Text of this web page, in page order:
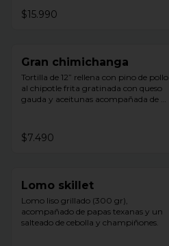
$15.990
Gran chimichanga
Tortilla de 12” rellena con pino de pollo
al chipotle frita gratinada con queso
gauda y aceitunas acompañada de
$7.490
Lomo skillet
Lomo liso grillado (300 gr),
acompañado de papas texanas y un
salteado de cebolla y champiñones.